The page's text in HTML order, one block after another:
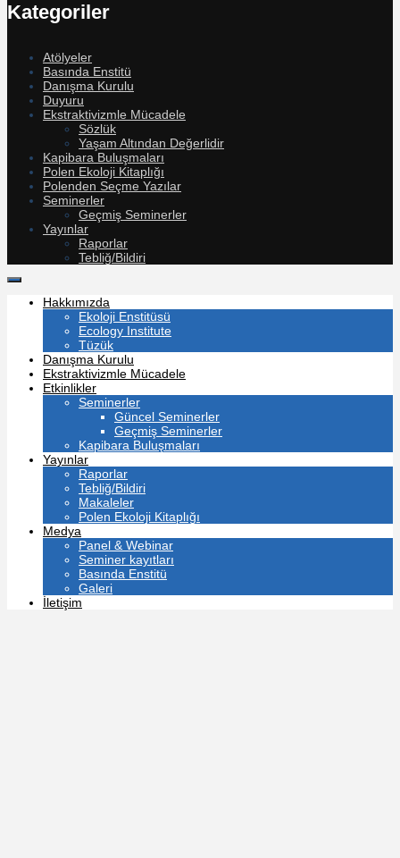
Kategoriler
Atölyeler
Basında Enstitü
Danışma Kurulu
Duyuru
Ekstraktivizmle Mücadele
Sözlük
Yaşam Altından Değerlidir
Kapibara Buluşmaları
Polen Ekoloji Kitaplığı
Polenden Seçme Yazılar
Seminerler
Geçmiş Seminerler
Yayınlar
Raporlar
Tebliğ/Bildiri
Hakkımızda
Ekoloji Enstitüsü
Ecology Institute
Tüzük
Danışma Kurulu
Ekstraktivizmle Mücadele
Etkinlikler
Seminerler
Güncel Seminerler
Geçmiş Seminerler
Kapibara Buluşmaları
Yayınlar
Raporlar
Tebliğ/Bildiri
Makaleler
Polen Ekoloji Kitaplığı
Medya
Panel & Webinar
Seminer kayıtları
Basında Enstitü
Galeri
İletişim